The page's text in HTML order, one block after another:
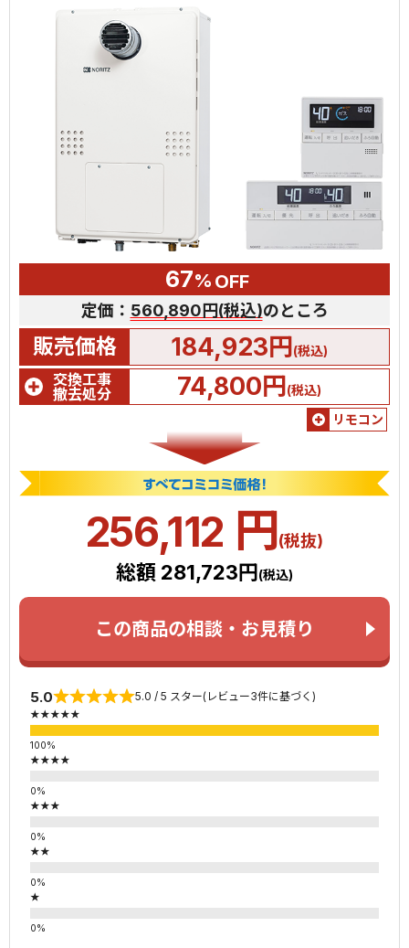
67% OFF
定価： 560,890円(税込)のところ
販売価格 184,923円(税込)
交換工事
撤去処分
74,800円(税込)
リモコン
256,112 円(税抜)
総額 281,723円 (税込)
この商品の相談・お見積り
5.0 5.0 / 5 スター(レビュー3件に基づく)
★★★★★
★★★★
★★★
★★
★